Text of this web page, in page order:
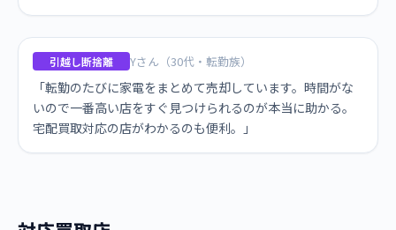
引越し断捨離 Yさん（30代・転勤族）
「転勤のたびに家電をまとめて売却しています。時間がな
いので一番高い店をすぐ見つけられるのが本当に助かる。
宅配買取対応の店がわかるのも便利。」